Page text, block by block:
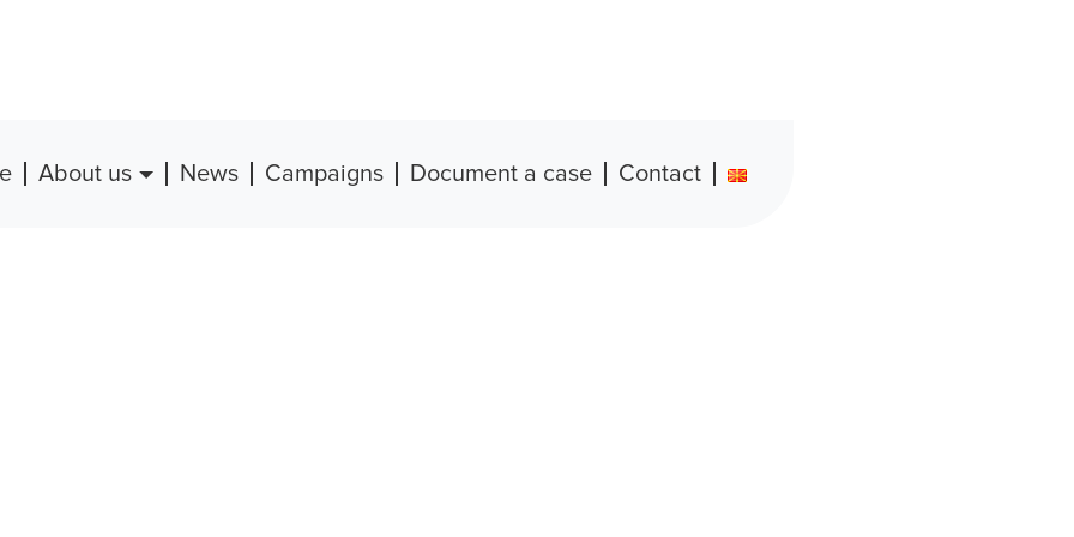
About us News Campaigns Document a case Contact